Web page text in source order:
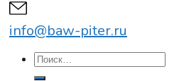
info@baw-piter.ru
Искать: